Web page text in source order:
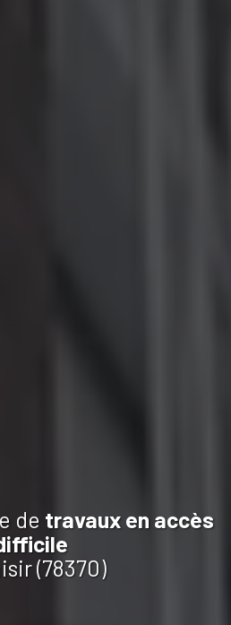
de travaux en accès
(78370)